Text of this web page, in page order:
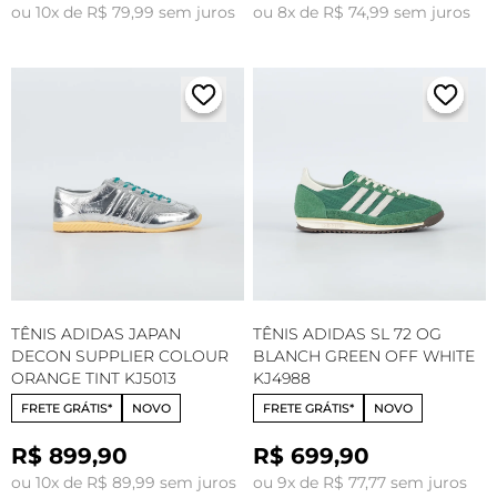
ou 10x de R$ 79,99 sem juros ou 8x de R$ 74,99 sem juros
TÊNIS ADIDAS JAPAN
DECON SUPPLIER COLOUR
ORANGE TINT KJ5013
FRETE GRÁTIS* NOVO
R$ 899,90
ou 10x de R$ 89,99 sem juros
TÊNIS ADIDAS SL 72 OG
BLANCH GREEN OFF WHITE
KJ4988
FRETE GRÁTIS* NOVO
R$ 699,90
ou 9x de R$ 77,77 sem juros